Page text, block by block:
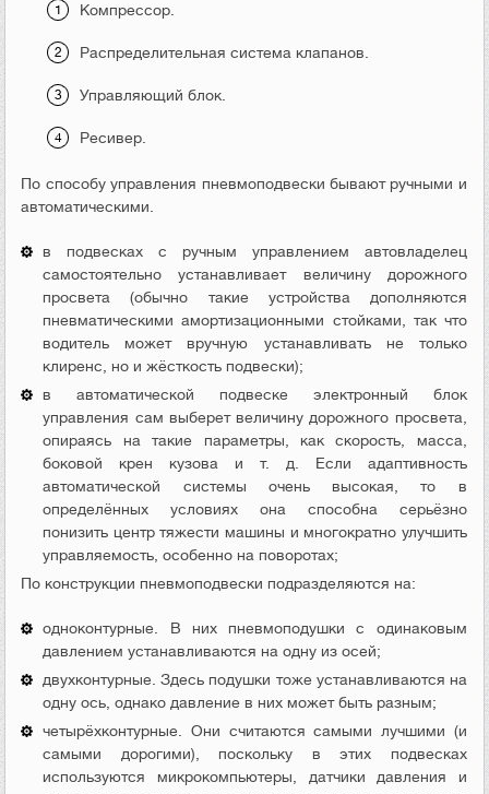
Компрессор.
Распределительная система клапанов.
Управляющий блок.
Ресивер.
По способу управления пневмоподвески бывают ручными и
автоматическими.
в подвесках с ручным управлением автовладелец
самостоятельно устанавливает величину дорожного
просвета (обычно такие устройства дополняются
пневматическими амортизационными стойками, так что
водитель может вручную устанавливать не только
клиренс, но и жёсткость подвески);
в автоматической подвеске электронный блок
управления сам выберет величину дорожного просвета,
опираясь на такие параметры, как скорость, масса,
боковой крен кузова и т. д. Если адаптивность
автоматической системы очень высокая, то в
определённых условиях она способна серьёзно
понизить центр тяжести машины и многократно улучшить
управляемость, особенно на поворотах;
По конструкции пневмоподвески подразделяются на:
одноконтурные. В них пневмоподушки с одинаковым
давлением устанавливаются на одну из осей;
двухконтурные. Здесь подушки тоже устанавливаются на
одну ось, однако давление в них может быть разным;
четырёхконтурные. Они считаются самыми лучшими (и
самыми дорогими), поскольку в этих подвесках
используются микрокомпьютеры, датчики давления и